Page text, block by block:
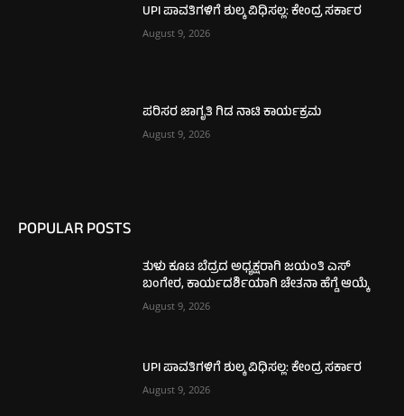
UPI ಪಾವತಿಗಳಿಗೆ ಶುಲ್ಕ ವಿಧಿಸಲ್ಲ: ಕೇಂದ್ರ ಸರ್ಕಾರ
August 9, 2026
ಪರಿಸರ ಜಾಗೃತಿ ಗಿಡ ನಾಟಿ ಕಾರ್ಯಕ್ರಮ
August 9, 2026
POPULAR POSTS
ತುಳು ಕೂಟ ಬೆದ್ರದ ಅಧ್ಯಕ್ಷರಾಗಿ ಜಯಂತಿ ಎಸ್
ಬಂಗೇರ, ಕಾರ್ಯದರ್ಶಿಯಾಗಿ ಚೇತನಾ ಹೆಗ್ಡೆ ಆಯ್ಕೆ
August 9, 2026
UPI ಪಾವತಿಗಳಿಗೆ ಶುಲ್ಕ ವಿಧಿಸಲ್ಲ: ಕೇಂದ್ರ ಸರ್ಕಾರ
August 9, 2026